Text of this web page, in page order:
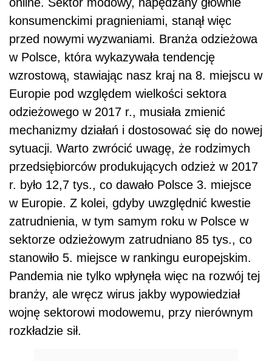
konsumenckimi pragnieniami, stanął więc
przed nowymi wyzwaniami. Branża odzieżowa
w Polsce, która wykazywała tendencję
wzrostową, stawiając nasz kraj na 8. miejscu w
Europie pod względem wielkości sektora
odzieżowego w 2017 r., musiała zmienić
mechanizmy działań i dostosować się do nowej
sytuacji. Warto zwrócić uwagę, że rodzimych
przedsiębiorców produkujących odzież w 2017
r. było 12,7 tys., co dawało Polsce 3. miejsce
w Europie. Z kolei, gdyby uwzględnić kwestie
zatrudnienia, w tym samym roku w Polsce w
sektorze odzieżowym zatrudniano 85 tys., co
stanowiło 5. miejsce w rankingu europejskim.
Pandemia nie tylko wpłynęła więc na rozwój tej
branży, ale wręcz wirus jakby wypowiedział
wojnę sektorowi modowemu, przy nierównym
rozkładzie sił.